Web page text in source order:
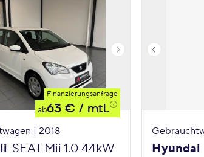
Finanzierungsanfrage
ab63 € / mtl.
| 2018
SEAT Mii 1.0 44kW
Hyundai